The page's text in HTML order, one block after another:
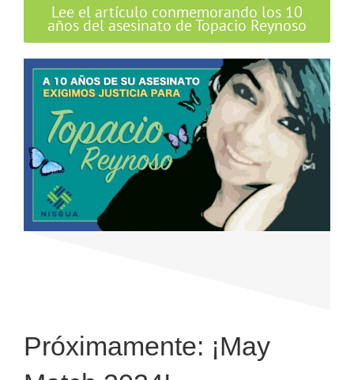
Lee el artículo conmemorando los 10
años del asesinato de Topacio Reynoso
Próximamente: ¡May